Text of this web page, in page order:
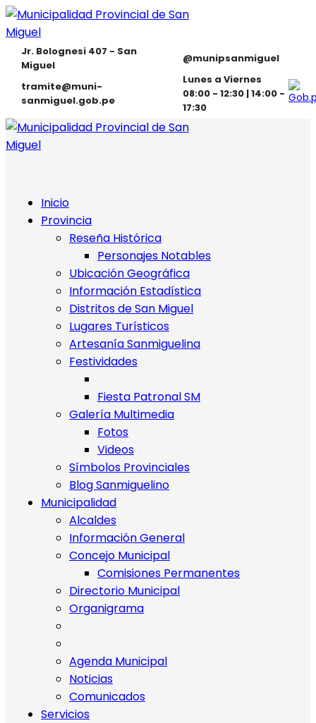
Jr. Bolognesi 407 - San
Miguel
@munipsanmiguel
tramite@muni-
sanmiguel.gob.pe
Lunes a Viernes
08:00 - 12:30 | 14:00 -
17:30
Inicio
Provincia
Reseña Histórica
Personajes Notables
Ubicación Geográfica
Información Estadística
Distritos de San Miguel
Lugares Turísticos
Artesanía Sanmiguelina
Festividades
Fiesta Patronal SM
Galería Multimedia
Fotos
Videos
Símbolos Provinciales
Blog Sanmiguelino
Municipalidad
Alcaldes
Información General
Concejo Municipal
Comisiones Permanentes
Directorio Municipal
Organigrama
Agenda Municipal
Noticias
Comunicados
Servicios